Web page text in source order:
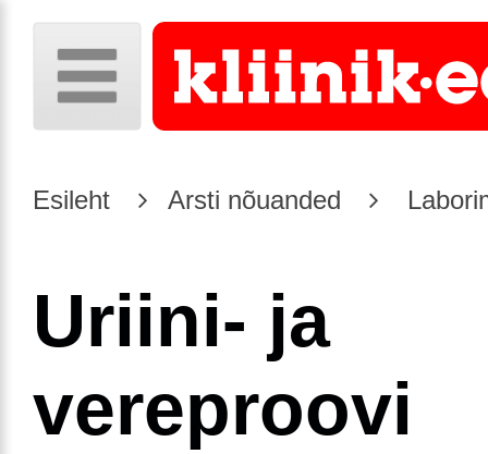
Esileht Arsti nõuanded
Uriini- ja
vereproovi